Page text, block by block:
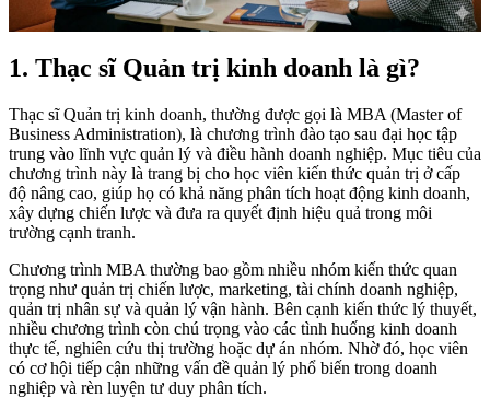
1. Thạc sĩ Quản trị kinh doanh là gì?
Thạc sĩ Quản trị kinh doanh, thường được gọi là MBA (Master of
Business Administration), là chương trình đào tạo sau đại học tập
trung vào lĩnh vực quản lý và điều hành doanh nghiệp. Mục tiêu của
chương trình này là trang bị cho học viên kiến thức quản trị ở cấp
độ nâng cao, giúp họ có khả năng phân tích hoạt động kinh doanh,
xây dựng chiến lược và đưa ra quyết định hiệu quả trong môi
trường cạnh tranh.
Chương trình MBA thường bao gồm nhiều nhóm kiến thức quan
trọng như quản trị chiến lược, marketing, tài chính doanh nghiệp,
quản trị nhân sự và quản lý vận hành. Bên cạnh kiến thức lý thuyết,
nhiều chương trình còn chú trọng vào các tình huống kinh doanh
thực tế, nghiên cứu thị trường hoặc dự án nhóm. Nhờ đó, học viên
có cơ hội tiếp cận những vấn đề quản lý phổ biến trong doanh
nghiệp và rèn luyện tư duy phân tích.